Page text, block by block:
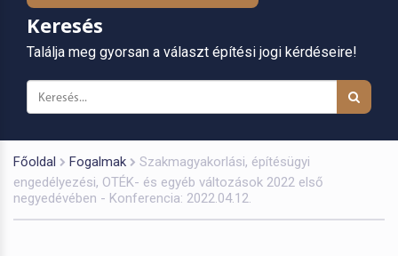
Keresés
Találja meg gyorsan a választ építési jogi kérdéseire!
Főoldal Fogalmak
Szakmagyakorlási, építésügyi
engedélyezési, OTÉK- és egyéb változások 2022 első
negyedévében - Konferencia: 2022.04.12.